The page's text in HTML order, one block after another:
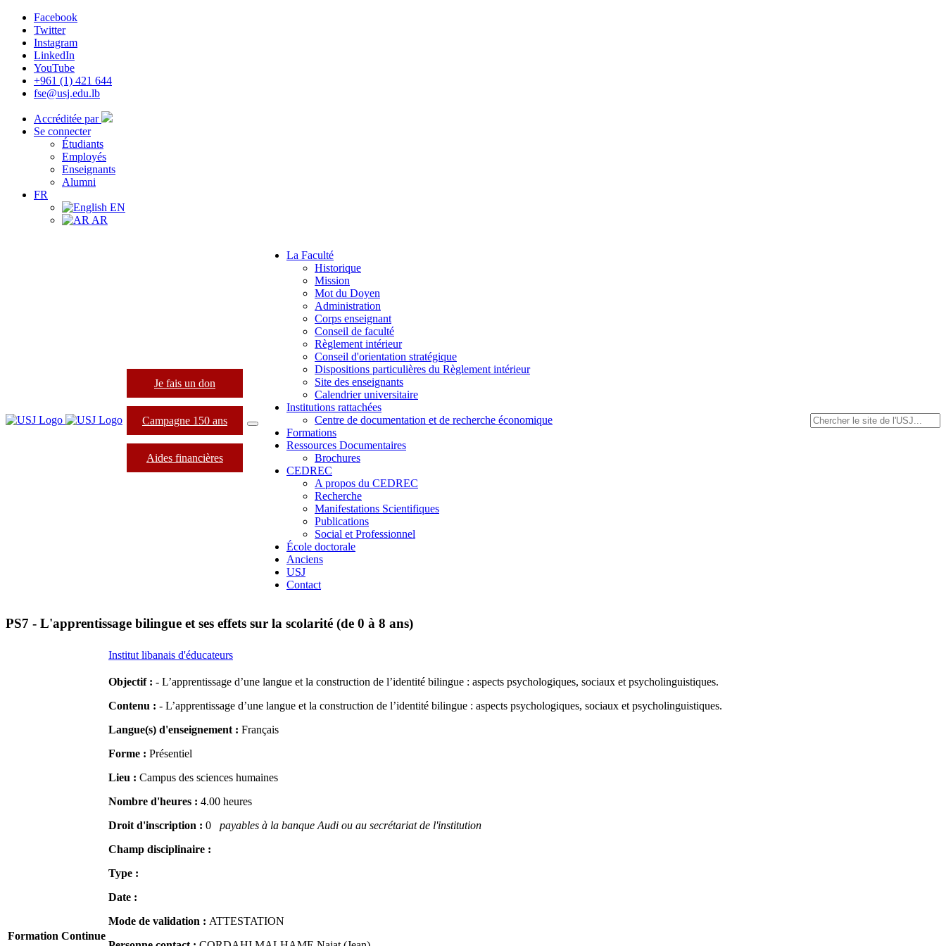
Facebook
Twitter
Instagram
LinkedIn
YouTube
+961 (1) 421 644
fse@usj.edu.lb
Accréditée par
Se connecter
Étudiants
Employés
Enseignants
Alumni
FR
EN
AR
Je fais un don
Campagne 150 ans
Aides financières
La Faculté
Historique
Mission
Mot du Doyen
Administration
Corps enseignant
Conseil de faculté
Règlement intérieur
Conseil d'orientation stratégique
Dispositions particulières du Règlement intérieur
Site des enseignants
Calendrier universitaire
Institutions rattachées
Centre de documentation et de recherche économique
Formations
Ressources Documentaires
Brochures
CEDREC
A propos du CEDREC
Recherche
Manifestations Scientifiques
Publications
Social et Professionnel
École doctorale
Anciens
USJ
Contact
PS7 - L'apprentissage bilingue et ses effets sur la scolarité (de 0 à 8 ans)
Institut libanais d'éducateurs
Formation Continue
Objectif : - L’apprentissage d’une langue et la construction de l’identité bilingue : aspects psychologiques, sociaux et psycholinguistiques.
Contenu : - L’apprentissage d’une langue et la construction de l’identité bilingue : aspects psychologiques, sociaux et psycholinguistiques.
Langue(s) d'enseignement : Français
Forme : Présentiel
Lieu : Campus des sciences humaines
Nombre d'heures : 4.00 heures
Droit d'inscription : 0 payables à la banque Audi ou au secrétariat de l'institution
Champ disciplinaire :
Type :
Date :
Mode de validation : ATTESTATION